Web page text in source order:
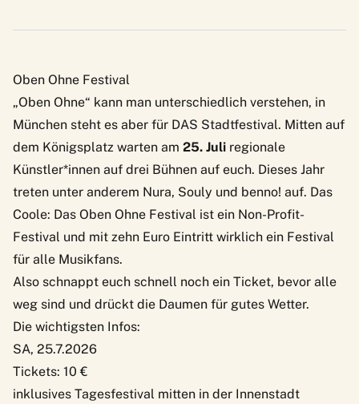
Oben Ohne Festival
„Oben Ohne“ kann man unterschiedlich verstehen, in
München steht es aber für DAS Stadtfestival. Mitten auf
dem Königsplatz warten am 25. Juli regionale
Künstler*innen auf drei Bühnen auf euch. Dieses Jahr
treten unter anderem Nura, Souly und benno! auf. Das
Coole: Das Oben Ohne Festival ist ein Non-Profit-
Festival und mit zehn Euro Eintritt wirklich ein Festival
für alle Musikfans.
Also schnappt euch schnell noch ein Ticket, bevor alle
weg sind und drückt die Daumen für gutes Wetter.
Die wichtigsten Infos:
SA, 25.7.2026
Tickets: 10 €
inklusives Tagesfestival mitten in der Innenstadt